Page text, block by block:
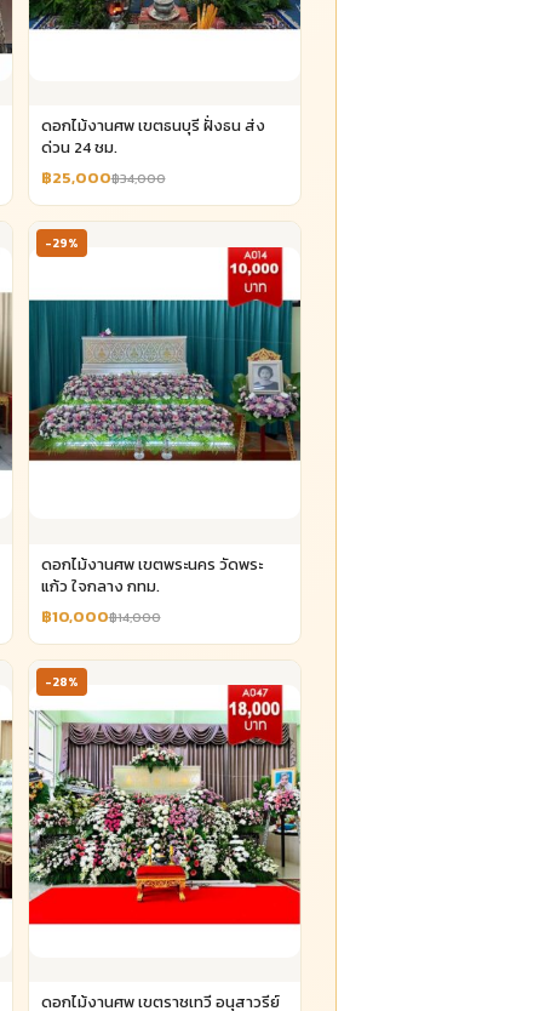
ดอกไม้งานศพ เขตธนบุรี ฝั่งธน ส่ง
ด่วน 24 ชม.
฿25,000฿34,000
-29%
ดอกไม้งานศพ เขตพระนคร วัดพระ
แก้ว ใจกลาง กทม.
฿10,000฿14,000
-28%
ดอกไม้งานศพ เขตราชเทวี อนุสาวรีย์